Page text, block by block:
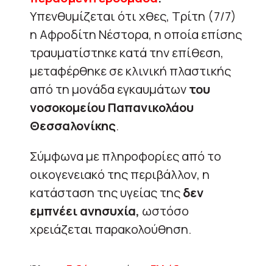
Υπενθυμίζεται ότι χθες, Τρίτη (7/7)
η Αφροδίτη Νέστορα, η οποία επίσης
τραυματίστηκε κατά την επίθεση,
μεταφέρθηκε σε κλινική πλαστικής
από τη μονάδα εγκαυμάτωντου
νοσοκομείου Παπανικολάου
Θεσσαλονίκης.
Σύμφωνα με πληροφορίες από το
οικογενειακό της περιβάλλον, η
κατάσταση της υγείας τηςδεν
εμπνέει ανησυχία, ωστόσο
χρειάζεται παρακολούθηση.